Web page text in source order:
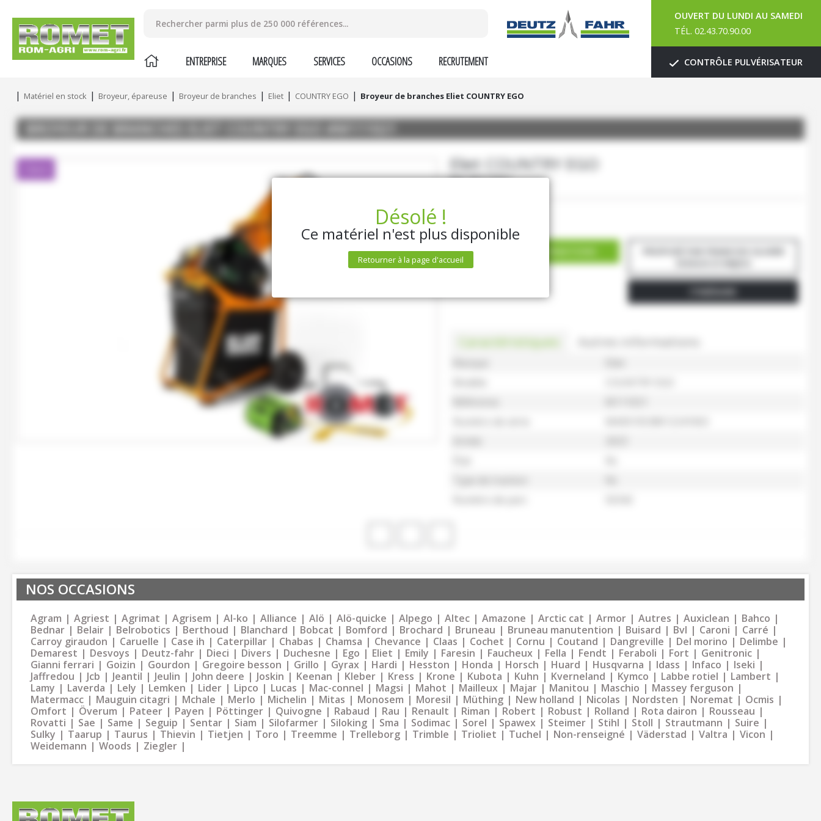
ENTREPRISE MARQUES SERVICES OCCASIONS RECRUTEMENT
OUVERT DU LUNDI AU SAMEDI
TÉL. 02.43.70.90.00
CONTRÔLE PULVÉRISATEUR
Matériel en stock Broyeur, épareuse Broyeur de branches Eliet COUNTRY EGO Broyeur de branches Eliet COUNTRY EGO
Eliet COUNTRY EGO
Ref.M111021
Caractéristiques Autres informations
DEMANDE D'INFORMATIONS
Désolé !
Ce matériel n'est plus disponible
Retourner à la page d'accueil
NOS OCCASIONS
Agram Agriest Agrimat Agrisem Al-ko Alliance Alö Alö-quicke Alpego Altec Amazone Arctic cat Armor Autres Auxiclean
Bahco
Bednar
Belair Belrobotics Berthoud Blanchard Bobcat Bomford Brochard Bruneau Bruneau manutention Buisard Bvl Caroni
Carré
Carroy giraudon
Caruelle Case ih Caterpillar Chabas Chamsa Chevance Claas Cochet Cornu Coutand Dangreville Del morino
Delimbe
Demarest
Desvoys Deutz-fahr Dieci Divers Duchesne Ego Eliet Emily Faresin Faucheux Fella Fendt Feraboli Fort
Genitronic
Gianni ferrari
Goizin Gourdon Gregoire besson Grillo Gyrax Hardi Hesston Honda Horsch Huard Husqvarna Idass Infaco
Iseki
Jaffredou
Jcb Jeantil Jeulin John deere Joskin Keenan Kleber Kress Krone Kubota Kuhn Kverneland Kymco Labbe rotiel
Lambert
Lamy
Laverda Lely Lemken Lider Lipco Lucas Mac-connel Magsi Mahot Mailleux Majar Manitou Maschio
Massey ferguson
Matermacc
Mauguin citagri Mchale Merlo Michelin Mitas Monosem Moresil Müthing New holland Nicolas Nordsten Noremat
Ocmis
Omfort
Överum Pateer Payen Pöttinger Quivogne Rabaud Rau Renault Riman Robert Robust Rolland Rota dairon
Rousseau
Rovatti
Sae Same Seguip Sentar Siam Silofarmer Siloking Sma Sodimac Sorel Spawex Steimer Stihl Stoll Strautmann
Suire
Sulky
Taarup Taurus Thievin Tietjen Toro Treemme Trelleborg Trimble Trioliet Tuchel Non-renseigné Väderstad Valtra
Vicon
Weidemann
Woods Ziegler